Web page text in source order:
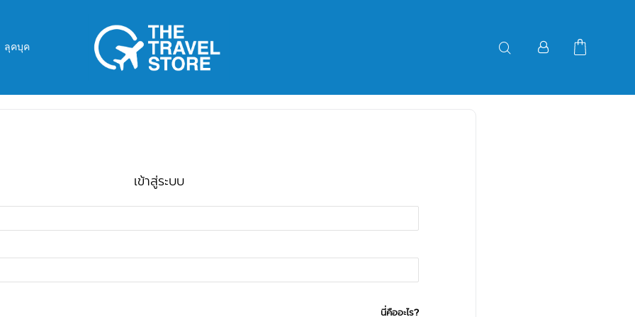
ลุคบุค
เข้าสู่ระบบ
นี่คืออะไร?